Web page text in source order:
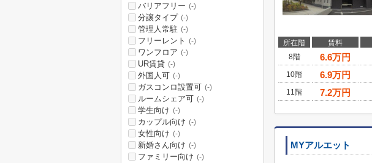
所在階 賃料
8階
6.6万円
10階
6.9万円
11階
7.2万円
MYアルエット
バリアフリー (-)
分譲タイプ (-)
管理人常駐 (-)
フリーレント (-)
ワンフロア (-)
UR賃貸 (-)
外国人可 (-)
ガスコンロ設置可 (-)
ルームシェア可 (-)
学生向け (-)
カップル向け (-)
女性向け (-)
新婚さん向け (-)
ファミリー向け (-)